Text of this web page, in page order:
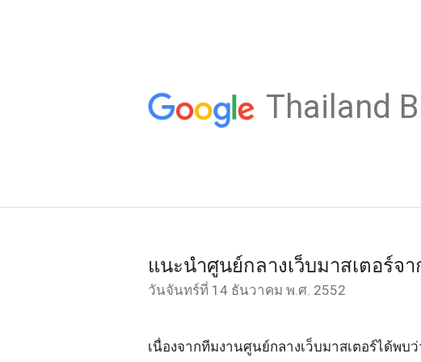
Thailand
แนะนำศูนย์กลางเว็บมาสเตอร์จ
วันจันทร์ที่ 14 ธันวาคม พ.ศ. 2552
เนื่องจากทีมงานศูนย์กลางเว็บมาสเตอร์ได้พ